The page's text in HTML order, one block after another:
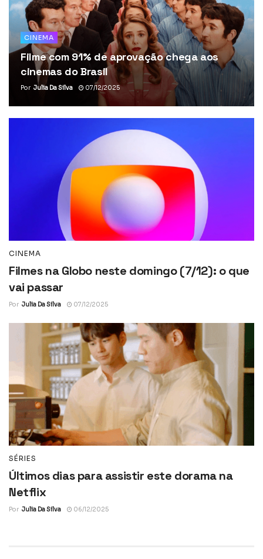
CINEMA
Filme com 91% de aprovação chega aos
cinemas do Brasil
Por Julia Da Silva 07/12/2025
CINEMA
Filmes na Globo neste domingo (7/12): o que
vai passar
Por Julia Da Silva 07/12/2025
SÉRIES
Últimos dias para assistir este dorama na
Netflix
Por Julia Da Silva 06/12/2025